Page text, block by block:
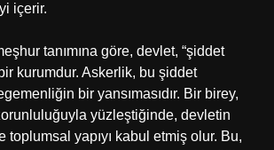
içerir.
tanımına göre, devlet, “şiddet
kurumdur. Askerlik, bu şiddet
bir yansımasıdır. Bir birey,
yüzleştiğinde, devletin
toplumsal yapıyı kabul etmiş olur. Bu,